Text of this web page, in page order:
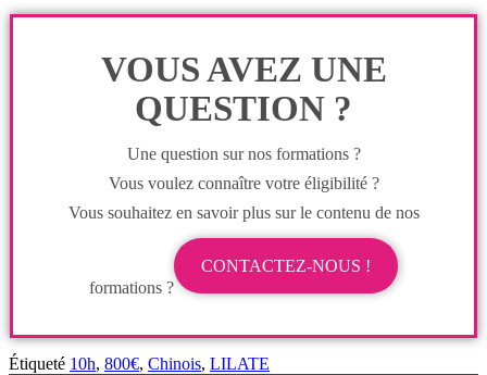
VOUS AVEZ UNE
QUESTION ?
Une question sur nos formations ?
Vous voulez connaître votre éligibilité ?
Vous souhaitez en savoir plus sur le contenu de nos
formations ?
CONTACTEZ-NOUS !
Étiqueté 10h, 800€, Chinois, LILATE